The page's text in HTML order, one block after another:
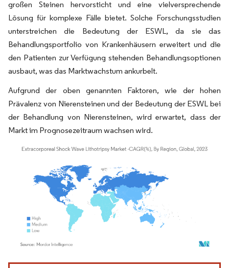
großen Steinen hervorsticht und eine vielversprechende
Lösung für komplexe Fälle bietet. Solche Forschungsstudien
unterstreichen die Bedeutung der ESWL, da sie das
Behandlungsportfolio von Krankenhäusern erweitert und die
den Patienten zur Verfügung stehenden Behandlungsoptionen
ausbaut, was das Marktwachstum ankurbelt.
Aufgrund der oben genannten Faktoren, wie der hohen
Prävalenz von Nierensteinen und der Bedeutung der ESWL bei
der Behandlung von Nierensteinen, wird erwartet, dass der
Markt im Prognosezeitraum wachsen wird.
Bild © Mordor Intelligence. Wiederverwendung erfordert Namensnennung gemäß